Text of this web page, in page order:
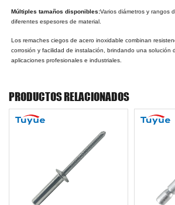
Múltiples tamaños disponibles:Varios diámetros y rangos
diferentes espesores de material.
Los remaches ciegos de acero inoxidable combinan
corrosión y facilidad de instalación, brindando una solución
aplicaciones profesionales e industriales.
PRODUCTOS RELACIONADOS